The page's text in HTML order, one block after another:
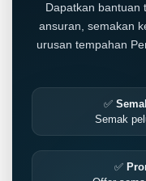
Dapatkan bantuan
ansuran, semakan
urusan tempahan
✅
Semak
✅